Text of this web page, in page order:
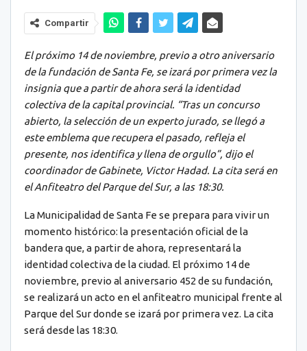
Compartir
El próximo 14 de noviembre, previo a otro aniversario
de la fundación de Santa Fe, se izará por primera vez la
insignia que a partir de ahora será la identidad
colectiva de la capital provincial. “Tras un concurso
abierto, la selección de un experto jurado, se llegó a
este emblema que recupera el pasado, refleja el
presente, nos identifica y llena de orgullo”, dijo el
coordinador de Gabinete, Victor Hadad. La cita será en
el Anfiteatro del Parque del Sur, a las 18:30.
La Municipalidad de Santa Fe se prepara para vivir un
momento histórico: la presentación oficial de la
bandera que, a partir de ahora, representará la
identidad colectiva de la ciudad. El próximo 14 de
noviembre, previo al aniversario 452 de su fundación,
se realizará un acto en el anfiteatro municipal frente al
Parque del Sur donde se izará por primera vez. La cita
será desde las 18:30.